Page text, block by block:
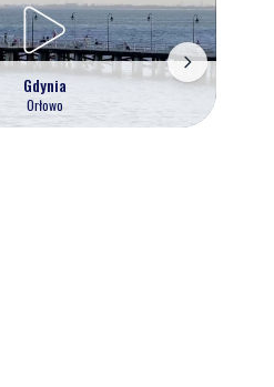
Gdynia
Orłowo